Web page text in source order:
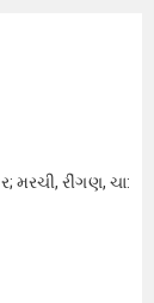
મરચી, રીંગણ, ચા: